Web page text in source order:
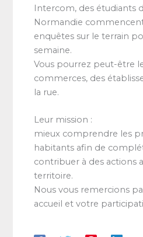
Intercom, des étudiants
Normandie
enquêtes sur le terrain
semaine.
Vous pourrez peut-être
commerces, des
la rue.
Leur mission :
mieux comprendre les
habitants afin de
contribuer à des actions
territoire.
Nous vous remercions
accueil et votre